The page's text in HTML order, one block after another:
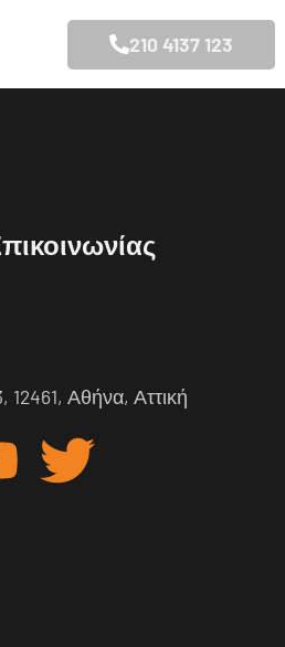
210 4137 123
Αθήνα, Αττική